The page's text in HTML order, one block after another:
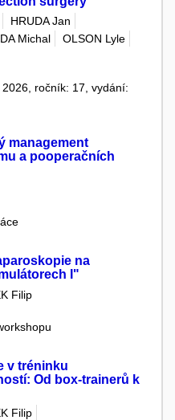
HRUDA Jan
Michal
OLSON Lyle
2026, ročník: 17, vydání:
management
a pooperačních
na
I"
Filip
v tréninku
Od box-trainerů k
Filip